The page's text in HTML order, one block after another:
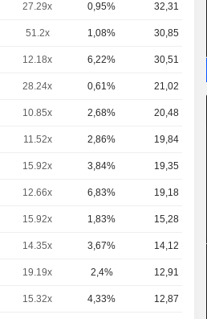
27.29x 0,95% 32,31 Mrd
51.2x 1,08% 30,85 Mrd
12.18x 6,22% 30,51 Mrd
28.24x 0,61% 21,02 Mrd
10.85x 2,68% 20,48 Mrd
11.52x 2,86% 19,84 Mrd
15.92x 3,84% 19,35 Mrd
12.66x 6,83% 19,18 Mrd
15.92x 1,83% 15,28 Mrd
14.35x 3,67% 14,12 Mrd
19.19x 2,4% 12,91 Mrd
15.32x 4,33% 12,87 Mrd